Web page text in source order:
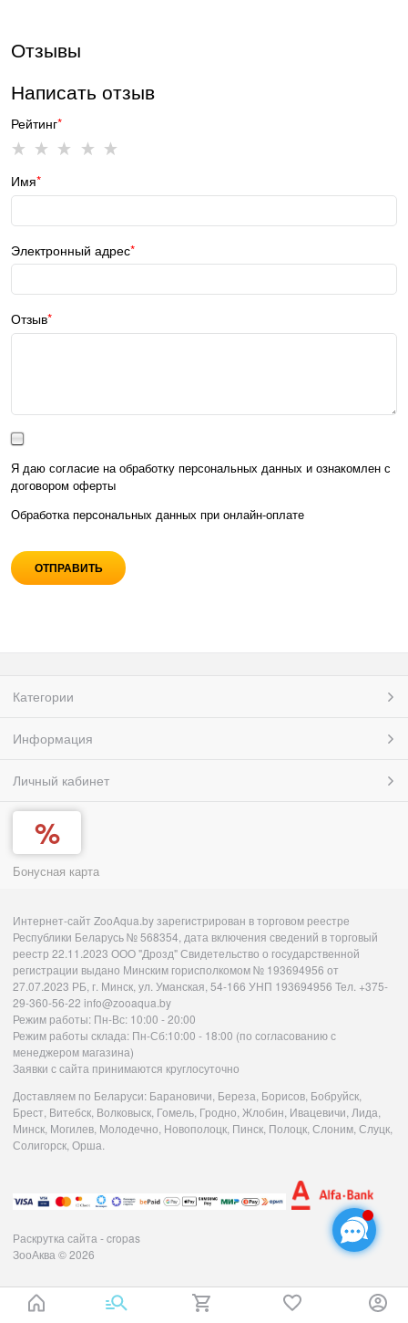
Отзывы
Написать отзыв
Рейтинг
Имя
Электронный адрес
Отзыв
Я даю согласие на обработку персональных данных и ознакомлен с
договором оферты
Обработка персональных данных при онлайн-оплате
Категории
Информация
Личный кабинет
Бонусная карта
Интернет-сайт ZooAqua.by зарегистрирован в торговом реестре
Республики Беларусь № 568354, дата включения сведений в торговый
реестр 22.11.2023 ООО "Дрозд" Свидетельство о государственной
регистрации выдано Минским горисполкомом № 193694956 от
27.07.2023 РБ, г. Минск, ул. Уманская, 54-166 УНП 193694956 Тел. +375-
29-360-56-22 info@zooaqua.by
Режим работы: Пн-Вс: 10:00 - 20:00
Режим работы склада: Пн-Сб:10:00 - 18:00 (по согласованию с
менеджером магазина)
Заявки с сайта принимаются круглосуточно
Доставляем по Беларуси: Барановичи, Береза, Борисов, Бобруйск,
Брест, Витебск, Волковыск, Гомель, Гродно, Жлобин, Ивацевичи, Лида,
Минск, Могилев, Молодечно, Новополоцк, Пинск, Полоцк, Слоним, Слуцк,
Солигорск, Орша.
Раскрутка сайта - cropas
ЗооАква © 2026